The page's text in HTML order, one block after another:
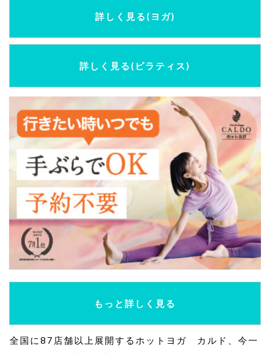
詳しく見る(ヨガ)
詳しく見る(ピラティス)
もっと詳しく見る
全国に87店舗以上展開するホットヨガ カルド、今一